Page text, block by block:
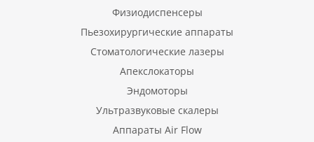
Физиодиспенсеры
Пьезохирургические аппараты
Стоматологические лазеры
Апекслокаторы
Эндомоторы
Ультразвуковые скалеры
Аппараты Air Flow